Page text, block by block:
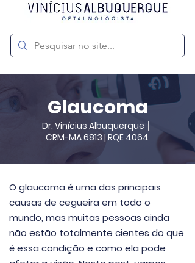
Glaucoma
Dr. Vinícius Albuquerque │
CRM-MA 6813 | RQE 4064
O glaucoma é uma das principais
causas de cegueira em todo o
mundo, mas muitas pessoas ainda
não estão totalmente cientes do que
é essa condição e como ela pode